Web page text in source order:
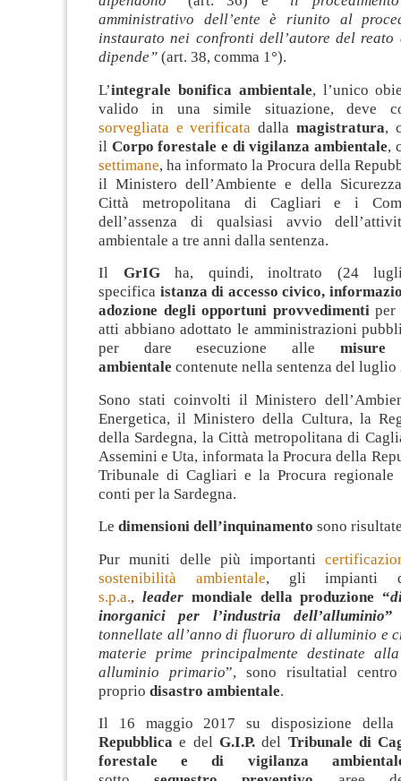
amministrativo dell’ente è riunito al
instaurato nei confronti dell’autore del
dipende” (art. 38, comma 1°).
L’integrale bonifica ambientale, l’unico
valido in una simile situazione, deve
sorvegliata e verificata dalla magistratura,
il Corpo forestale e di vigilanza ambientale,
settimane, ha informato la Procura della
il Ministero dell’Ambiente e della
Città metropolitana di Cagliari e i
dell’assenza di qualsiasi avvio
ambientale a tre anni dalla sentenza.
Il GrIGha, quindi, inoltrato (24
specifica istanza di accesso civico,
adozione degli opportuni provvedimentiper
atti abbiano adottato le amministrazioni
per dare esecuzione alle
ambientale contenute nella sentenza del luglio
Sono stati coinvolti il Ministero
Energetica, il Ministero della Cultura, la
della Sardegna, la Città metropolitana di
Assemini e Uta, informata la Procura della
Tribunale di Cagliari e la Procura regionale
conti per la Sardegna.
Le dimensioni dell’inquinamento sono
Pur muniti delle più importanti
sostenibilità ambientale, gli impianti
s.p.a., leadermondiale della produzione “
inorganici per l’industria dell’alluminio”
tonnellate all’anno di fluoruro di alluminio e
materie prime principalmente destinate
alluminio primario”, sono risultatial
proprio disastro ambientale.
Il 16 maggio 2017 su disposizione
Repubblica e del G.I.P. del Tribunale di
forestale e di vigilanza